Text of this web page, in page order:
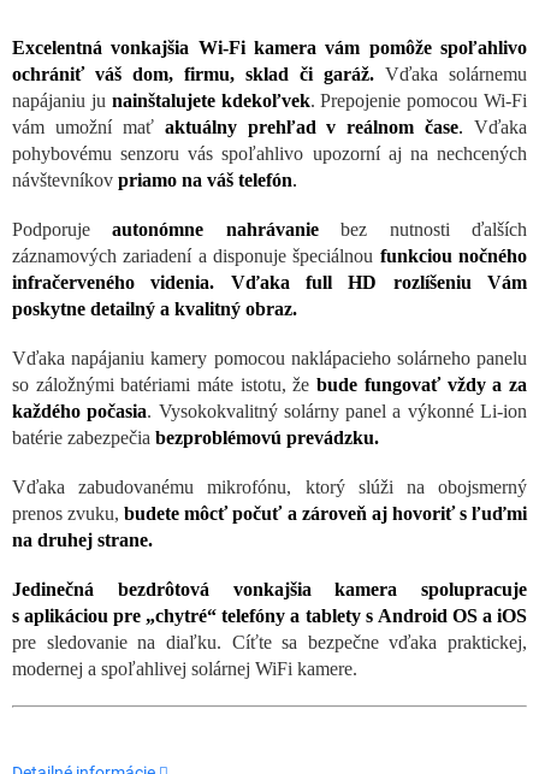
Excelentná vonkajšia Wi-Fi kamera vám pomôže spoľahlivo
ochrániť váš dom, firmu, sklad či garáž. Vďaka solárnemu
napájaniu ju nainštalujete kdekoľvek. Prepojenie pomocou Wi-Fi
vám umožní mať aktuálny prehľad v reálnom čase. Vďaka
pohybovému senzoru vás spoľahlivo upozorní aj na nechcených
návštevníkov priamo na váš telefón.
Podporujeautonómne nahrávaniebez nutnosti ďalších
záznamových zariadení a disponuje špeciálnou funkciou nočného
infračerveného videnia. Vďaka full HD rozlíšeniu Vám
poskytne detailný a kvalitný obraz.
Vďaka napájaniu kamery pomocou naklápacieho solárneho panelu
so záložnými batériami máte istotu, žebude fungovať vždy a za
každého počasia. Vysokokvalitný solárny panel a výkonné Li-ion
batérie zabezpečia bezproblémovú prevádzku.
Vďaka zabudovanému mikrofónu, ktorý slúži na obojsmerný
prenos zvuku,budete môcť počuť a zároveň aj hovoriť s ľuďmi
na druhej strane.
Jedinečná bezdrôtová vonkajšia kamera spolupracuje
s aplikáciou pre „chytré“ telefóny a tablety s Android OS a iOS
pre sledovanie na diaľku. Cíťte sa bezpečne vďaka praktickej,
modernej a spoľahlivej solárnej WiFi kamere.